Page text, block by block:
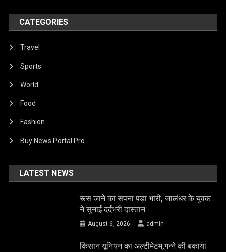
CATEGORIES
Travel
Sports
World
Food
Fashion
Buy News Portal Pro
LATEST NEWS
रूस जाने का सपना पड़ा भारी, जालंधर के युवक
ने सुनाई दर्दभरी दास्तान
August 6, 2026 admin
किसान यूनियन का अल्टीमेटम,गन्ने की बकाया